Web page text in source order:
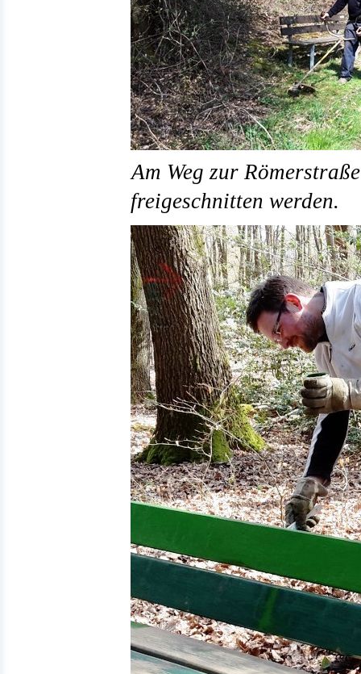
Am Weg zur
freigeschnitten werden.